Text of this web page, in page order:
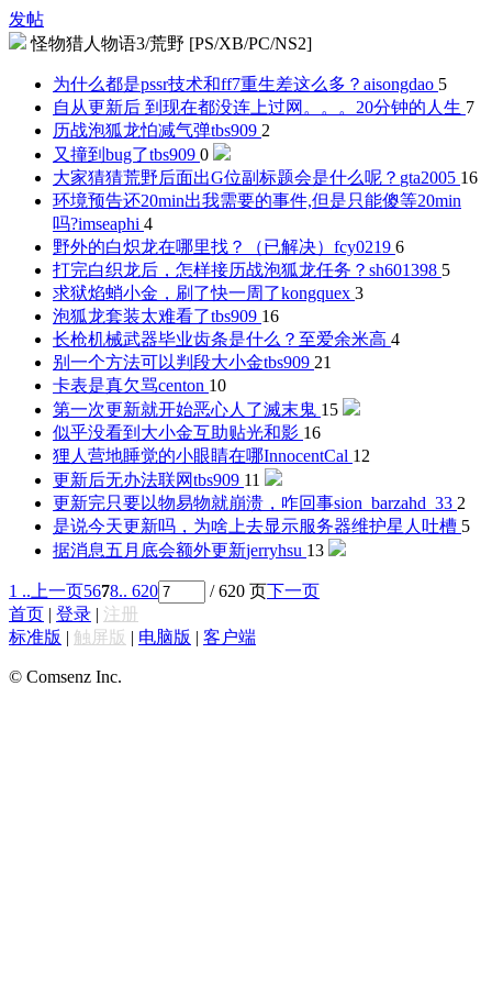
发帖
怪物猎人物语3/荒野 [PS/XB/PC/NS2]
为什么都是pssr技术和ff7重生差这么多？ aisongdao 5
自从更新后 到现在都没连上过网。。。 20分钟的人生 7
历战泡狐龙怕减气弹tbs909 2
又撞到bug了tbs909 0
大家猜猜荒野后面出G位副标题会是什么呢？ gta2005 16
环境预告还20min出我需要的事件,但是只能傻等20min
吗?imseaphi 4
野外的白炽龙在哪里找？（已解决） fcy0219 6
打完白织龙后，怎样接历战泡狐龙任务？ sh601398 5
求狱焰蛸小金，刷了快一周了kongquex 3
泡狐龙套装太难看了tbs909 16
长枪机械武器毕业齿条是什么？ 至爱余米高 4
别一个方法可以判段大小金tbs909 21
卡表是真欠骂centon 10
第一次更新就开始恶心人了滅末鬼 15
似乎没看到大小金互助贴光和影 16
狸人营地睡觉的小眼睛在哪InnocentCal 12
更新后无办法联网tbs909 11
更新完只要以物易物就崩溃，咋回事sion_barzahd_33 2
是说今天更新吗，为啥上去显示服务器维护星人吐槽 5
据消息五月底会额外更新jerryhsu 13
1 .. 上一页5678.. 620 / 620 页下一页
首页 | 登录 | 注册
标准版 | 触屏版 | 电脑版 | 客户端
© Comsenz Inc.